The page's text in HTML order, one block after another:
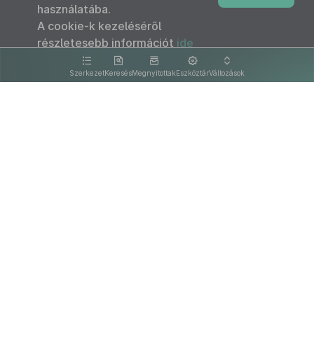
SzerkezetKeresésMegnyitottakEszköztárVáltozások
használatába.
A cookie-k kezeléséről
részletesebb információt ide
kattintva olvashat.